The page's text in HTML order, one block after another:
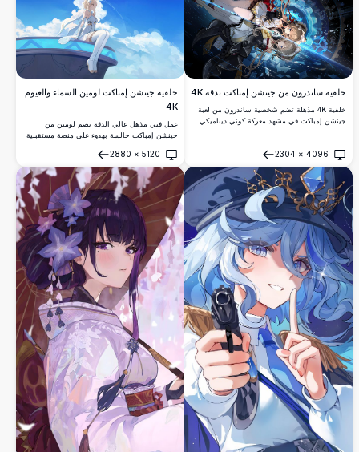
خلفية ساندرون من جينشن إمباكت بدقة 4K
خلفية 4K مذهلة تضم شخصية ساندرون من لعبة
جينشن إمباكت في مشهد معركة كوني ديناميكي.
يأخذ الأنفاس.
4096
×
2304
فتح
خلفية جينشن إمباكت لومين السماء والغيوم
4K
عمل فني مذهل عالي الدقة يضم لومين من
جينشن إمباكت جالسة بهدوء على منصة مستقبلية
الخلفية الهادئة بأسلوب الأنمي تلتقط جواً حالماً
وأثيرياً مثالي لخلفيات سطح المكتب.
5120
×
2880
فتح